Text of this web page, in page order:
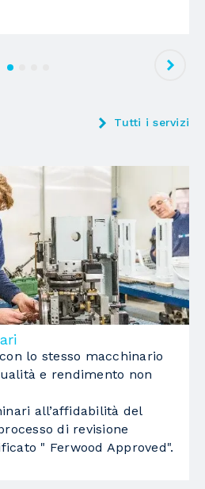
Tutti i servizi
lo stesso macchinario
e rendimento non
all’affidabilità del
di revisione
" Ferwood Approved".